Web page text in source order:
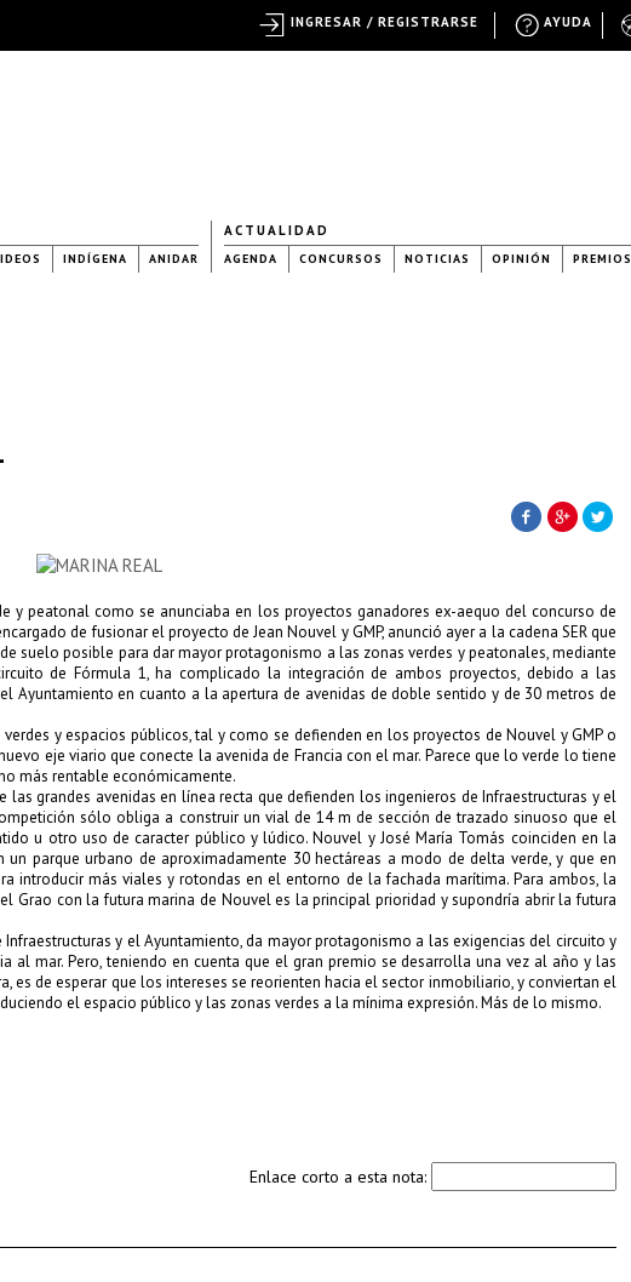
INDÍGENA ANIDAR
ACTUALIDAD
AGENDA CONCURSOS NOTICIAS OPINIÓN PREMIOS
y peatonal como se anunciaba en los proyectos ganadores ex-aequo del concurso de
de fusionar el proyecto deJean Nouvel yGMP, anunció ayer a la cadena SERque
suelo posible para dar mayor protagonismo a las zonas verdes y peatonales, mediante
de Fórmula 1, ha complicado la integración de ambos proyectos, debido a las
Ayuntamiento en cuanto a la apertura de avenidas de doble sentido y de 30 metros de
y espacios públicos, tal y como se defienden en los proyectos deNouvel yGMPo
eje viario que conecte la avenida de Francia con el mar. Parece que lo verde lo tiene
más rentable económicamente.
grandes avenidas en línea recta que defienden los ingenieros de Infraestructuras y el
sólo obliga a construir un vial de 14 m de sección de trazado sinuoso que el
u otro uso de caracter público y lúdico.Nouvel y José María Tomás coinciden en la
parque urbano de aproximadamente 30 hectáreas a modo de delta verde, y que en
introducir más viales y rotondas en el entorno de la fachada marítima. Para ambos, la
Grao con la futura marina de Nouvel es la principal prioridad y supondría abrir la futura
y el Ayuntamiento, da mayor protagonismo a las exigencias del circuito y
al mar. Pero, teniendo en cuenta que el gran premio se desarrolla una vez al año y las
es de esperar que los intereses se reorienten hacia el sector inmobiliario, y conviertan el
el espacio público y las zonas verdes a la mínima expresión. Más de lo mismo.
Enlace corto a esta nota:
AYUDA
INGRESAR / REGISTRARSE